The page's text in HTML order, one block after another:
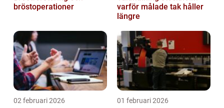
bröstoperationer
varför målade tak håller
längre
02 februari 2026 01 februari 2026